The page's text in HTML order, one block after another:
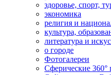
здоровье, спорт,
экономика
религия и
культура,
литература и
о городе
Фотогалереи
Сферические